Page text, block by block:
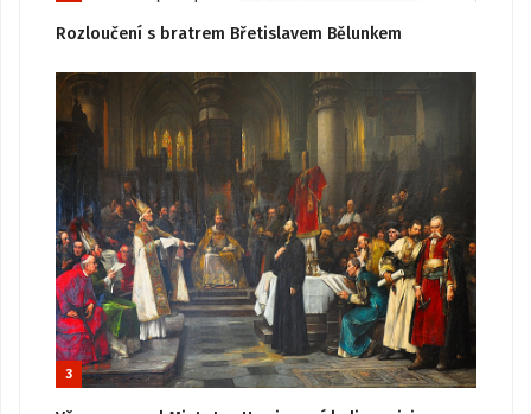
Rozloučení s bratrem Břetislavem Bělunkem
3